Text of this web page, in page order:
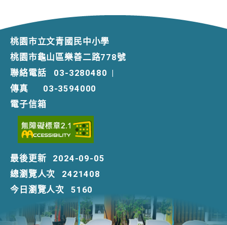
桃園市立文青國民中小學
桃園市龜山區樂善二路778號
聯絡電話
03-3280480 |
傳真
03-3594000
電子信箱
最後更新
2024-09-05
總瀏覽人次
2421408
今日瀏覽人次
5160